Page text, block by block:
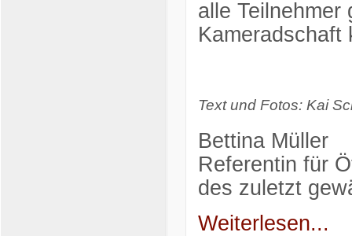
alle Teilnehmer
Text und Fotos: Kai
Bettina Müller
Referentin für
des zuletzt
Weiterlesen...